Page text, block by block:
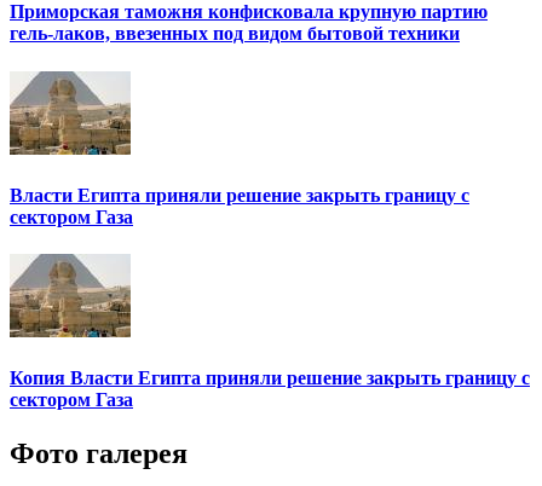
Приморская таможня конфисковала крупную партию
гель-лаков, ввезенных под видом бытовой техники
Власти Египта приняли решение закрыть границу с
сектором Газа
Копия Власти Египта приняли решение закрыть границу с
сектором Газа
Фото галерея